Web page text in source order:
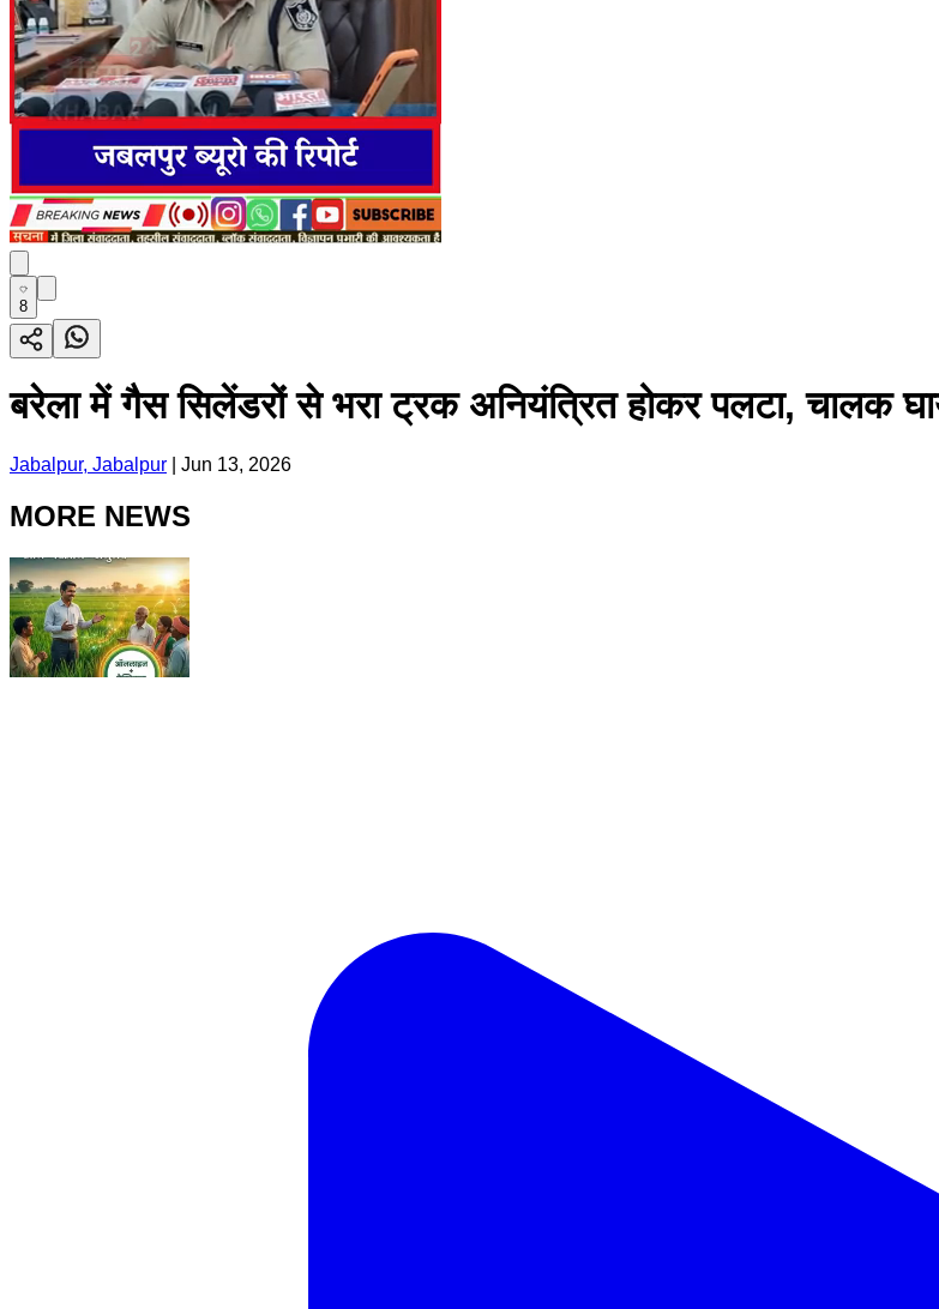
8
बरेला में गैस सिलेंडरों से भरा ट्रक अनियंत्रित होकर पलटा, चालक
Jabalpur, Jabalpur Jun 13, 2026
MORE NEWS